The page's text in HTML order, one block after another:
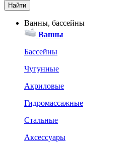
Ванны, бассейны
Ванны
Бассейны
Чугунные
Акриловые
Гидромассажные
Стальные
Аксессуары